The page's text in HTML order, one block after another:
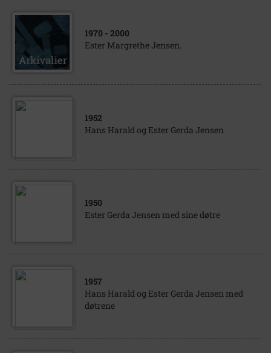
1970 - 2000
Ester Margrethe Jensen.
1952
Hans Harald og Ester Gerda Jensen
1950
Ester Gerda Jensen med sine døtre
1957
Hans Harald og Ester Gerda Jensen med
døtrene